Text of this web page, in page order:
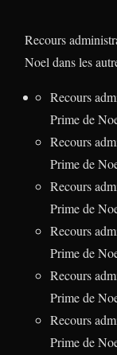
Recours
Noel dans les
Recours
Prime de
Recours
Prime de
Recours
Prime de
Recours
Prime de
Recours
Prime de
Recours
Prime de